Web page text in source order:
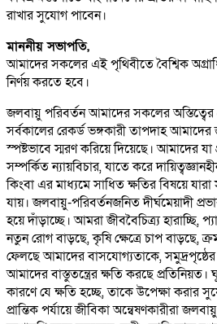
রাখার সুযোগ পাবেন।
মাননীয় সভাপতি,
আমাদের সকলের এই পৃথিবীতে বৈশ্বিক
নির্ণয় করতে হবে।
জলবায়ু পরিবর্তন আমাদের সকলের অস্তিত্বের
সর্বকালের রেকর্ড ভঙ্গকারী তাপদাহ
স্পষ্টভাবে স্মরণ করিয়ে দিয়েছে। আমাদের
সম্পর্কিত ন্যায়বিচার, যাতে করে
কিংবা এর মাধ্যমে সাধিত ক্ষতির বিষয়ে যারা
যায়। জলবায়ু-পরিবর্তনজনিত দীর্ঘমেয়াদী
হয়ে দাঁড়াচ্ছে। আমরা জীববৈচিত্র্য হারাচ্ছি,
নতুন রোগ বাড়ছে, কৃষি ক্ষেত্রে চাপ বাড়ছে,
ফেলছে আমাদের বাসযোগ্যতাকে, সমুদ্রপৃষ্ঠের
আমাদের বাস্তুতন্ত্রের ক্ষতি করছে প্রতিনিয়ত।
কারণে যে ক্ষতি হচ্ছে, তাকে উপেক্ষা করার
প্রান্তিক পর্যায়ে জীবিকা অন্বেষণকারীরা